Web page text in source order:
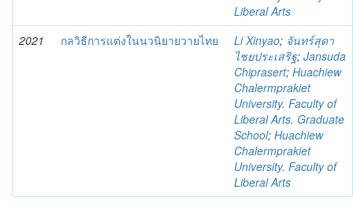
Liberal Arts
2021
กลวิธีการแต่งในนวนิยายวายไทย Li Xinyao; จันทร์สุดา
ไชยประเสริฐ; Jansuda
Chiprasert; Huachiew
Chalermprakiet
University. Faculty of
Liberal Arts. Graduate
School; Huachiew
Chalermprakiet
University. Faculty of
Liberal Arts